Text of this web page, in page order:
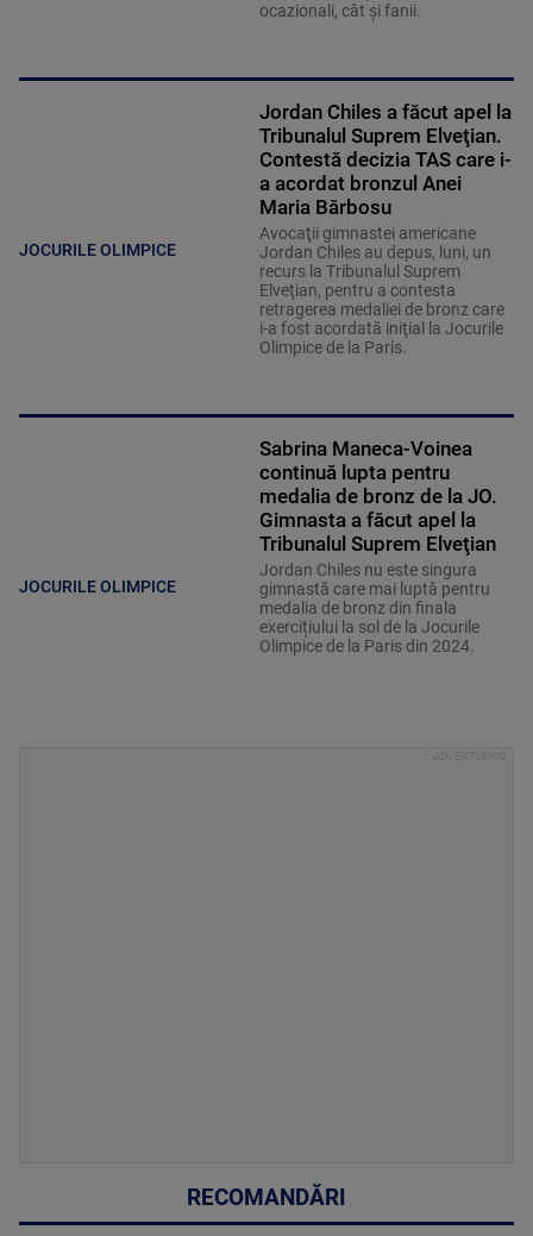
ocazionali, cât și fanii.
JOCURILE OLIMPICE
Jordan Chiles a făcut apel la
Tribunalul Suprem Elveţian.
Contestă decizia TAS care i-
a acordat bronzul Anei
Maria Bărbosu
Avocaţii gimnastei americane
Jordan Chiles au depus, luni, un
recurs la Tribunalul Suprem
Elveţian, pentru a contesta
retragerea medaliei de bronz care
i-a fost acordată iniţial la Jocurile
Olimpice de la Paris.
JOCURILE OLIMPICE
Sabrina Maneca-Voinea
continuă lupta pentru
medalia de bronz de la JO.
Gimnasta a făcut apel la
Tribunalul Suprem Elveţian
Jordan Chiles nu este singura
gimnastă care mai luptă pentru
medalia de bronz din finala
exercițiului la sol de la Jocurile
Olimpice de la Paris din 2024.
RECOMANDĂRI